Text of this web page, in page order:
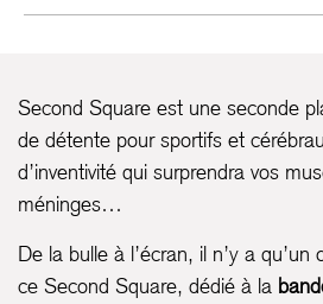
Second Square est une seconde
de détente pour sportifs et
d’inventivité qui surprendra vos
méninges…
De la bulle à l’écran, il n’y a
ce Second Square, dédié à la